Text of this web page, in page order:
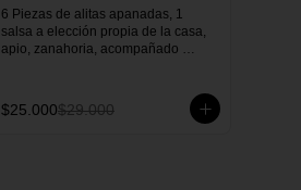
6 Piezas de alitas apanadas, 1
salsa a elección propia de la casa,
apio, zanahoria, acompañado
$25.000$29.000